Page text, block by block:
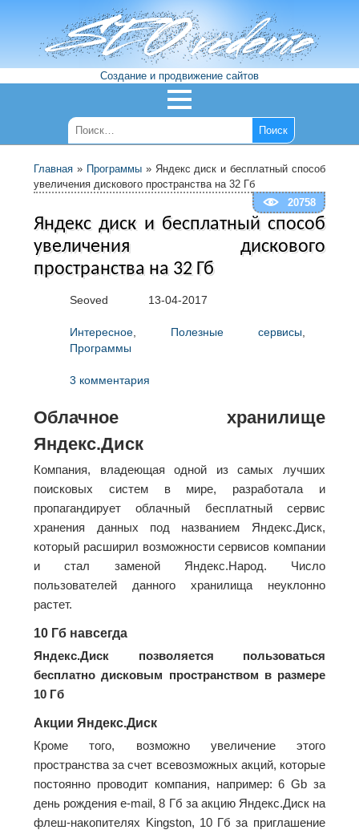
Создание и продвижение сайтов
Главная » Программы» Яндекс диск и бесплатный способ
увеличения дискового пространства на 32 Гб
20758
Яндекс диск и бесплатный способ
увеличения дискового
пространства на 32 Гб
Seoved 13-04-2017
Интересное Полезные сервисы
Программы
3 комментария
Облачное хранилище
Яндекс.Диск
Компания, владеющая одной из самых лучших
поисковых систем в мире, разработала и
пропагандирует облачный бесплатный сервис
хранения данных под названием Яндекс.Диск,
который расширил возможности сервисов компании
и стал заменой Яндекс.Народ. Число
пользователей данного хранилища неуклонно
растет.
10 Гб навсегда
Яндекс.Диск позволяется пользоваться
бесплатно дисковым пространством в размере
10 Гб
Акции Яндекс.Диск
Кроме того, возможно увеличение этого
пространства за счет всевозможных акций, которые
постоянно проводит компания, например: 6 Gb за
день рождения e-mail, 8 Гб за акцию Яндекс.Диск на
флеш-накопителях Kingston, 10 Гб за приглашение